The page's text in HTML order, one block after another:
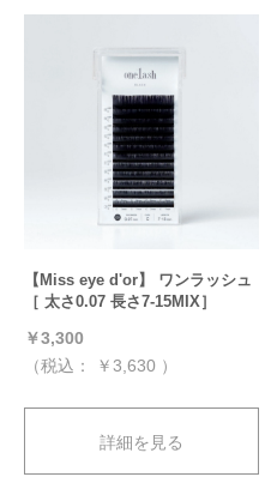
【Miss eye d'or】 ワンラッシュ
［ 太さ0.07 長さ7-15MIX］
￥3,300
（税込：
￥3,630 ）
詳細を見る